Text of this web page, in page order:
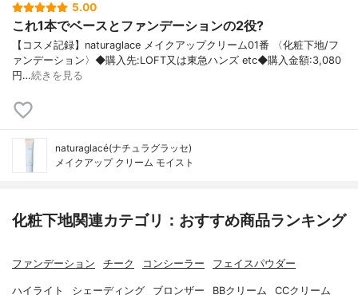
5.00
これ1本でベースとファンデーションの2役?
【コスメ記録】naturaglace メイクアップクリーム01番 〈化粧下地/フ
ァンデーション〉◆購入先:LOFT又は東急ハンズ etc◆購入金額:3,080
円…続きを見る
naturaglacé(ナチュラグラッセ)
メイクアップ クリーム モイスト
化粧下地関連カテゴリ：おすすめ商品ランキング
ファンデーション チーク コンシーラー フェイスパウダー
ハイライト シェーディング ブロンザー BBクリーム CCクリーム